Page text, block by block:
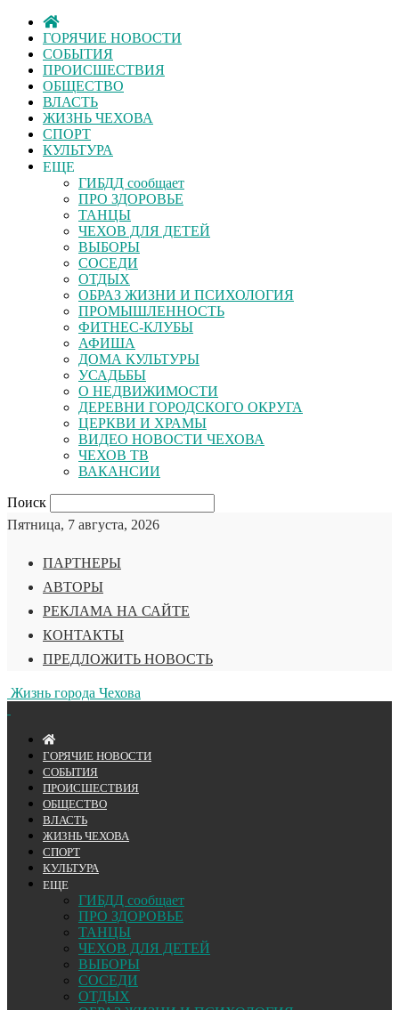
ГОРЯЧИЕ НОВОСТИ
СОБЫТИЯ
ПРОИСШЕСТВИЯ
ОБЩЕСТВО
ВЛАСТЬ
ЖИЗНЬ ЧЕХОВА
СПОРТ
КУЛЬТУРА
ЕЩЕ
ГИБДД сообщает
ПРО ЗДОРОВЬЕ
ТАНЦЫ
ЧЕХОВ ДЛЯ ДЕТЕЙ
ВЫБОРЫ
СОСЕДИ
ОТДЫХ
ОБРАЗ ЖИЗНИ И ПСИХОЛОГИЯ
ПРОМЫШЛЕННОСТЬ
ФИТНЕС-КЛУБЫ
АФИША
ДОМА КУЛЬТУРЫ
УСАДЬБЫ
О НЕДВИЖИМОСТИ
ДЕРЕВНИ ГОРОДСКОГО ОКРУГА
ЦЕРКВИ И ХРАМЫ
ВИДЕО НОВОСТИ ЧЕХОВА
ЧЕХОВ ТВ
ВАКАНСИИ
Поиск
Пятница, 7 августа, 2026
ПАРТНЕРЫ
АВТОРЫ
РЕКЛАМА НА САЙТЕ
КОНТАКТЫ
ПРЕДЛОЖИТЬ НОВОСТЬ
Жизнь города Чехова
ГОРЯЧИЕ НОВОСТИ
СОБЫТИЯ
ПРОИСШЕСТВИЯ
ОБЩЕСТВО
ВЛАСТЬ
ЖИЗНЬ ЧЕХОВА
СПОРТ
КУЛЬТУРА
ЕЩЕ
ГИБДД сообщает
ПРО ЗДОРОВЬЕ
ТАНЦЫ
ЧЕХОВ ДЛЯ ДЕТЕЙ
ВЫБОРЫ
СОСЕДИ
ОТДЫХ